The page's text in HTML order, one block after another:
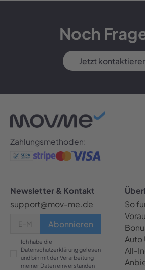
Noch
Jetzt
Zahlungsmethoden:
Newsletter & Kontakt
support@mov-me.de
Ich habe die
Datenschutzerklärung gelesen
und bin mit der Verarbeitung
meiner Daten einverstanden
So
Auto
All-